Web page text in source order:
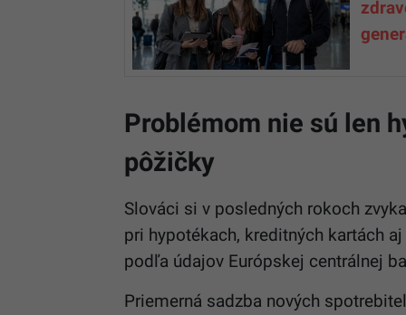
Problémom nie sú len
pôžičky
Slováci si v posledných rokoch
pri hypotékach, kreditných kartách
podľa údajov Európskej centrálnej
Priemerná sadzba nových